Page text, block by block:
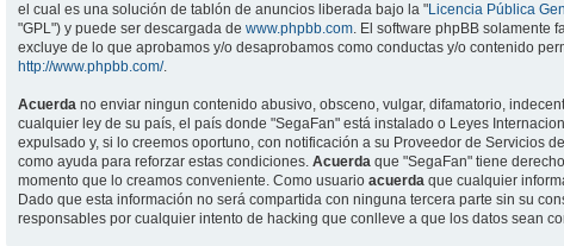
el cual es una solución de tablón de anuncios liberada bajo la "Licencia Pública
"GPL") y puede ser descargada de www.phpbb.com. El software phpBB solamente
excluye de lo que aprobamos y/o desaprobamos como conductas y/o contenido
http://www.phpbb.com/.
Acuerda no enviar ningun contenido abusivo, obsceno, vulgar, difamatorio,
cualquier ley de su país, el país donde "SegaFan" está instalado o Leyes
expulsado y, si lo creemos oportuno, con notificación a su Proveedor de Servicios
como ayuda para reforzar estas condiciones. Acuerda que "SegaFan" tiene
momento que lo creamos conveniente. Como usuario acuerda que cualquier
Dado que esta información no será compartida con ninguna tercera parte sin su
responsables por cualquier intento de hacking que conlleve a que los datos sean